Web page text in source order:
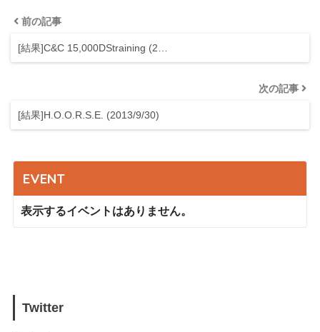
前の記事
[結果]C&C 15,000DStraining (2…
次の記事
[結果]H.O.O.R.S.E. (2013/9/30)
EVENT
表示するイベントはありません。
Twitter